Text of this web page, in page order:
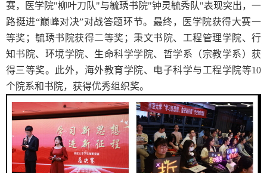
赛，医学院"柳叶刀队"与毓琇书院"钟灵毓秀队"表现突出，一
路挺进“巅峰对决”对战答题环节。最终，医学院获得大赛一
等奖；毓琇书院获得二等奖；秉文书院、工程管理学院、行
知书院、环境学院、生命科学学院、哲学系（宗教学系）获
得三等奖。此外，海外教育学院、电子科学与工程学院等10
个院系和书院，获得优秀组织奖。